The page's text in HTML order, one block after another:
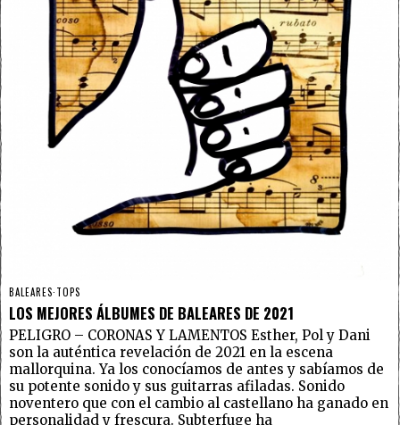
BALEARES·TOPS
LOS MEJORES ÁLBUMES DE BALEARES DE 2021
PELIGRO – CORONAS Y LAMENTOS Esther, Pol y Dani
son la auténtica revelación de 2021 en la escena
mallorquina. Ya los conocíamos de antes y sabíamos de
su potente sonido y sus guitarras afiladas. Sonido
noventero que con el cambio al castellano ha ganado en
personalidad y frescura. Subterfuge ha